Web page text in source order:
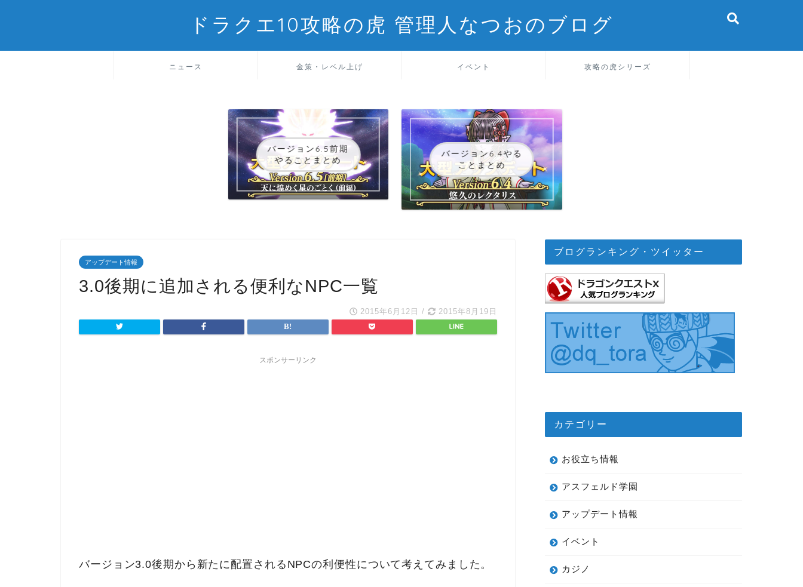
ドラクエ10攻略の虎 管理人なつおのブログ
ニュース 金策・レベル上げ イベント 攻略の虎シリーズ
バージョン6.5前期
やることまとめ
バージョン6.4やる
ことまとめ
アップデート情報
3.0後期に追加される便利なNPC一覧
2015年6月12日 / 2015年8月19日
スポンサーリンク
バージョン3.0後期から新たに配置されるNPCの利便性について考えてみました。
ブログランキング・ツイッター
カテゴリー
お役立ち情報
アスフェルド学園
アップデート情報
イベント
カジノ